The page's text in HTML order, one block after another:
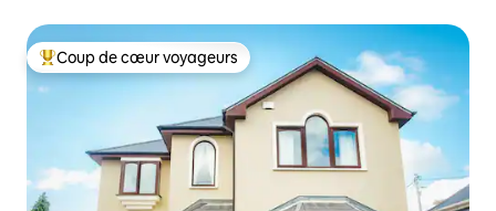
Coups de cœur voyageurs les plus appréciés
Coup de cœur voyageurs